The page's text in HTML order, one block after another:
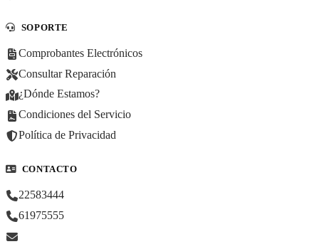
SOPORTE
Comprobantes Electrónicos
Consultar Reparación
¿Dónde Estamos?
Condiciones del Servicio
Política de Privacidad
CONTACTO
22583444
61975555